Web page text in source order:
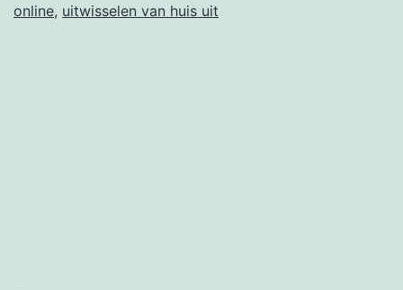
online, uitwisselen van huis uit